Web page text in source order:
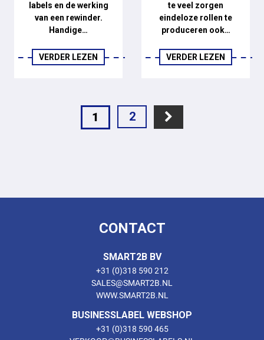
labels en de werking
van een rewinder.
Handige…
VERDER LEZEN
te veel zorgen
eindeloze rollen te
produceren ook…
VERDER LEZEN
1 2
CONTACT
SMART2B BV
+31 (0)318 590 212
SALES@SMART2B.NL
WWW.SMART2B.NL
BUSINESSLABEL WEBSHOP
+31 (0)318 590 465